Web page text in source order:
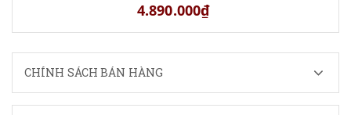
4.890.000₫
CHÍNH SÁCH BÁN HÀNG